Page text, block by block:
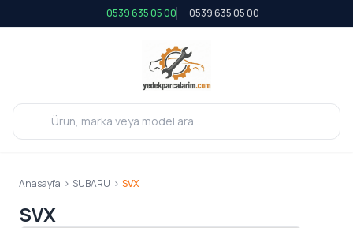
0539 635 05 00 0539 635 05 00
Anasayfa > SUBARU > SVX
SVX